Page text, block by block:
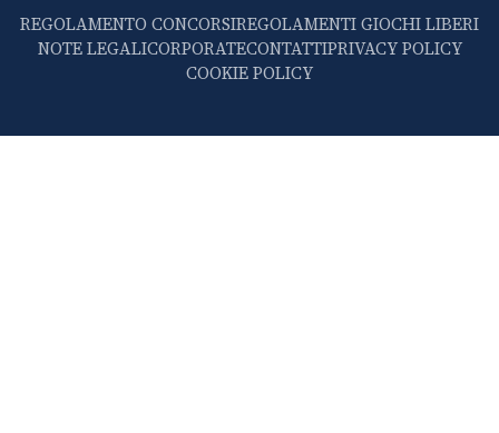
REGOLAMENTO CONCORSIREGOLAMENTI GIOCHI LIBERI
NOTE LEGALICORPORATECONTATTIPRIVACY POLICY
COOKIE POLICY